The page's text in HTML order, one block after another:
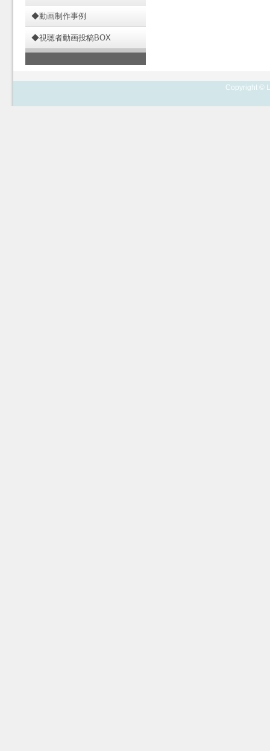
◆動画制作事例
◆視聴者動画投稿BOX
Copyright ©